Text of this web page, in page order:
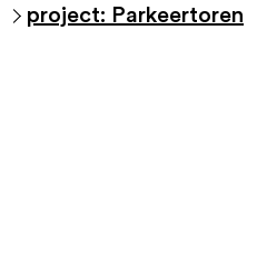
project: Parkeertoren